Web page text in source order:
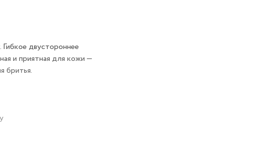
двустороннее
и приятная для кожи —
бритья.